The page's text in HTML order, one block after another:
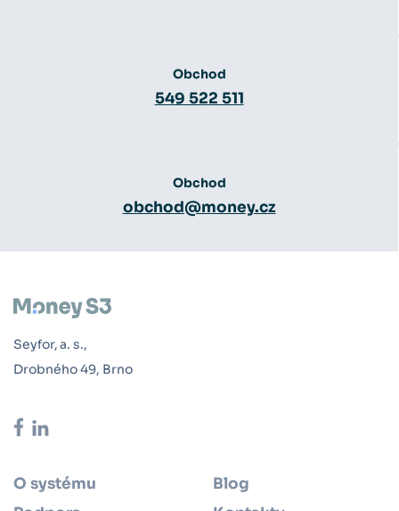
Obchod
549 522 511
Obchod
obchod@money.cz
Seyfor, a. s.,
Drobného 49, Brno
O systému
Blog